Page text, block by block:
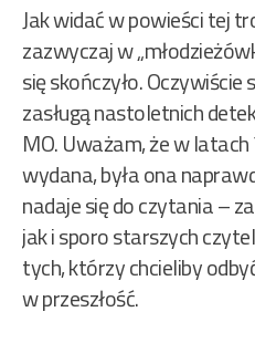
Jak widać w powieści tej
zazwyczaj w
się skończyło. Oczywiście
zasługą nastoletnich
MO. Uważam, że w
wydana, była ona
nadaje się do czytania –
jak i sporo starszych
tych, którzy chcieliby
w przeszłość.